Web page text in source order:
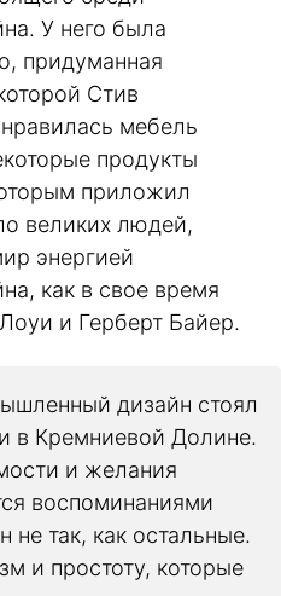
У него была
придуманная
Стив
мебель
продукты
приложил
великих людей,
энергией
как в свое время
и Герберт Байер.
дизайн стоял
в Кремниевой Долине.
и желания
воспоминаниями
так, как остальные.
и простоту, которые